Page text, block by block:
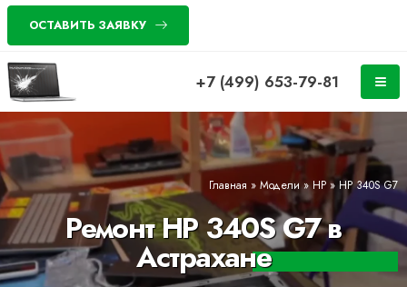
ОСТАВИТЬ ЗАЯВКУ
+7 (499) 653-79-81
Главная » Модели»HP » HP 340S G7
Ремонт HP 340S G7 в
Астрахане